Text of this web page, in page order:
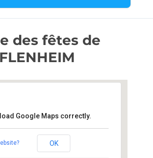
des fêtes de
de SOUFFLENHEIM
- SOUFFLENHEIM
Google Maps correctly.
OK